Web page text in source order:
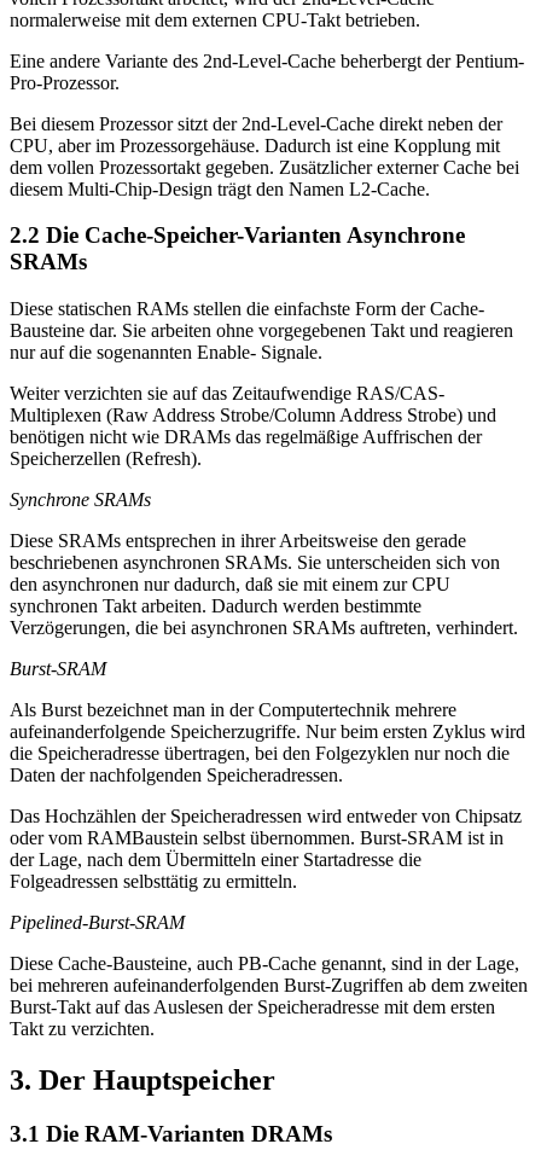
normalerweise mit dem externen CPU-Takt betrieben.
Eine andere Variante des 2nd-Level-Cache beherbergt der Pentium-
Pro-Prozessor.
Bei diesem Prozessor sitzt der 2nd-Level-Cache direkt neben der
CPU, aber im Prozessorgehäuse. Dadurch ist eine Kopplung mit
dem vollen Prozessortakt gegeben. Zusätzlicher externer Cache bei
diesem Multi-Chip-Design trägt den Namen L2-Cache.
2.2 Die Cache-Speicher-Varianten Asynchrone
SRAMs
Diese statischen RAMs stellen die einfachste Form der Cache-
Bausteine dar. Sie arbeiten ohne vorgegebenen Takt und reagieren
nur auf die sogenannten Enable- Signale.
Weiter verzichten sie auf das Zeitaufwendige RAS/CAS-
Multiplexen (Raw Address Strobe/Column Address Strobe) und
benötigen nicht wie DRAMs das regelmäßige Auffrischen der
Speicherzellen (Refresh).
Synchrone SRAMs
Diese SRAMs entsprechen in ihrer Arbeitsweise den gerade
beschriebenen asynchronen SRAMs. Sie unterscheiden sich von
den asynchronen nur dadurch, daß sie mit einem zur CPU
synchronen Takt arbeiten. Dadurch werden bestimmte
Verzögerungen, die bei asynchronen SRAMs auftreten, verhindert.
Burst-SRAM
Als Burst bezeichnet man in der Computertechnik mehrere
aufeinanderfolgende Speicherzugriffe. Nur beim ersten Zyklus wird
die Speicheradresse übertragen, bei den Folgezyklen nur noch die
Daten der nachfolgenden Speicheradressen.
Das Hochzählen der Speicheradressen wird entweder von Chipsatz
oder vom RAMBaustein selbst übernommen. Burst-SRAM ist in
der Lage, nach dem Übermitteln einer Startadresse die
Folgeadressen selbsttätig zu ermitteln.
Pipelined-Burst-SRAM
Diese Cache-Bausteine, auch PB-Cache genannt, sind in der Lage,
bei mehreren aufeinanderfolgenden Burst-Zugriffen ab dem zweiten
Burst-Takt auf das Auslesen der Speicheradresse mit dem ersten
Takt zu verzichten.
3. Der Hauptspeicher
3.1 Die RAM-Varianten DRAMs